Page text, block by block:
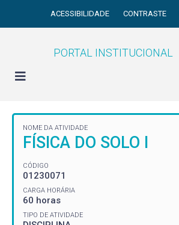
ACESSIBILIDADE CONTRASTE
PORTAL INSTITUCIONAL
NOME DA ATIVIDADE
FÍSICA DO SOLO I
CÓDIGO
01230071
CARGA HORÁRIA
60 horas
TIPO DE ATIVIDADE